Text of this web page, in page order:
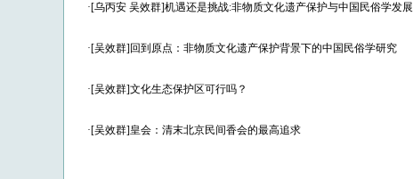
·[乌丙安 吴效群]机遇还是挑战:非物质文化遗产保护与中国民俗学发展
·[吴效群]回到原点：非物质文化遗产保护背景下的中国民俗学研究
·[吴效群]文化生态保护区可行吗？
·[吴效群]皇会：清末北京民间香会的最高追求